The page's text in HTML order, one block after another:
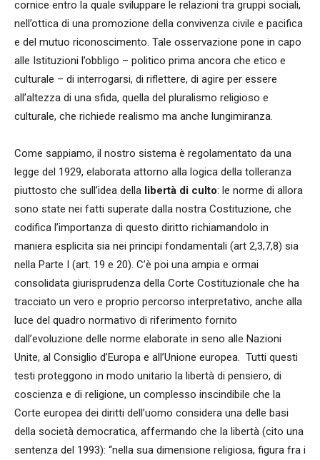
cornice entro la quale sviluppare le relazioni tra gruppi sociali,
nell’ottica di una promozione della convivenza civile e pacifica
e del mutuo riconoscimento. Tale osservazione pone in capo
alle Istituzioni l’obbligo – politico prima ancora che etico e
culturale – di interrogarsi, di riflettere, di agire per essere
all’altezza di una sfida, quella del pluralismo religioso e
culturale, che richiede realismo ma anche lungimiranza.
Come sappiamo, il nostro sistema è regolamentato da una
legge del 1929, elaborata attorno alla logica della tolleranza
piuttosto che sull’idea della libertà di culto: le norme di allora
sono state nei fatti superate dalla nostra Costituzione, che
codifica l’importanza di questo diritto richiamandolo in
maniera esplicita sia nei principi fondamentali (art 2,3,7,8) sia
nella Parte I (art. 19 e 20). C’è poi una ampia e ormai
consolidata giurisprudenza della Corte Costituzionale che ha
tracciato un vero e proprio percorso interpretativo, anche alla
luce del quadro normativo di riferimento fornito
dall’evoluzione delle norme elaborate in seno alle Nazioni
Unite, al Consiglio d’Europa e all’Unione europea. Tutti questi
testi proteggono in modo unitario la libertà di pensiero, di
coscienza e di religione, un complesso inscindibile che la
Corte europea dei diritti dell’uomo considera una delle basi
della società democratica, affermando che la libertà (cito una
sentenza del 1993): “nella sua dimensione religiosa, figura fra i